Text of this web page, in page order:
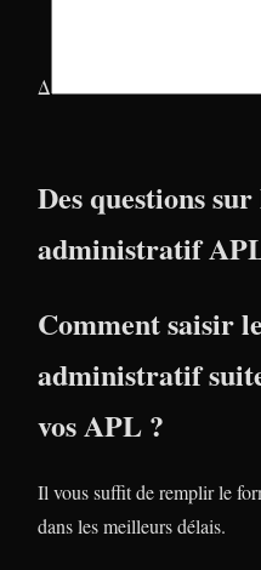
Δ
Des questions
administratif
Comment saisir
administratif
vos APL ?
Il vous suffit de remplir le
dans les meilleurs délais.